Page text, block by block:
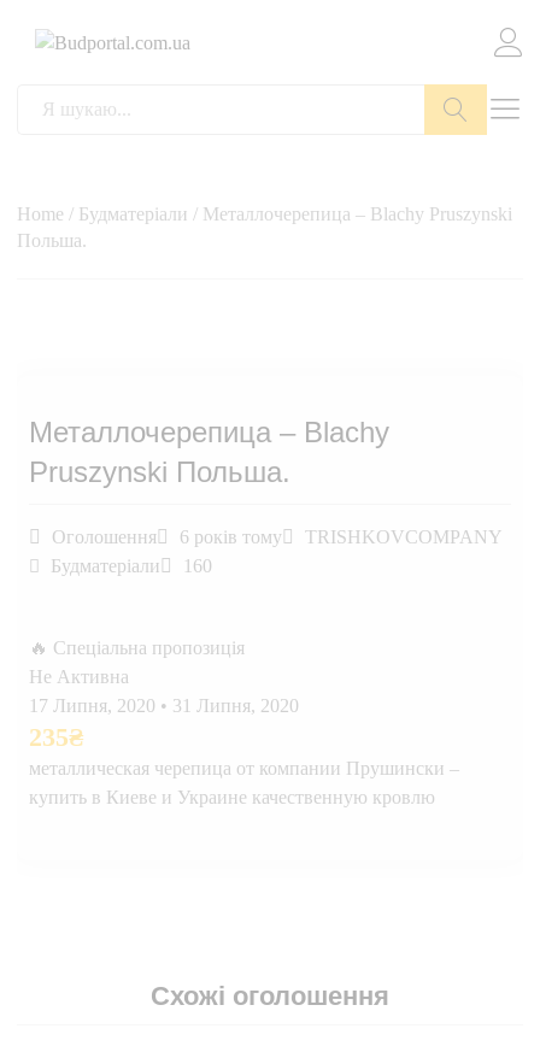
Home / Будматеріали / Металлочерепица – Blachy Pruszynski
Польша.
Металлочерепица – Blachy
Pruszynski Польша.
Оголошення 6 років тому
TRISHKOVCOMPANY
Будматеріали
160
🔥 Спеціальна пропозиція
Не Активна
17 Липня, 2020 • 31 Липня, 2020
235₴
металлическая черепица от компании Прушински –
купить в Киеве и Украине качественную кровлю
Схожі оголошення